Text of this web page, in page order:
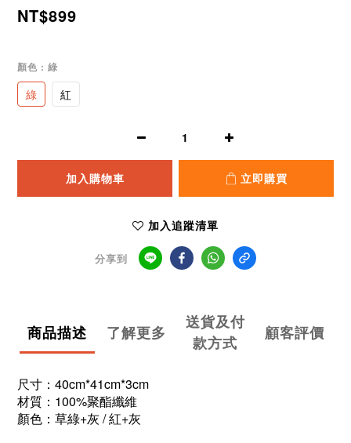
NT$899
顏色 : 綠
綠 紅
加入購物車 立即購買
加入追蹤清單
分享到
商品描述 了解更多
送貨及付
款方式
顧客評價
尺寸：40cm*41cm*3cm
材質：100%聚酯纖維
顏色：草綠+灰 / 紅+灰